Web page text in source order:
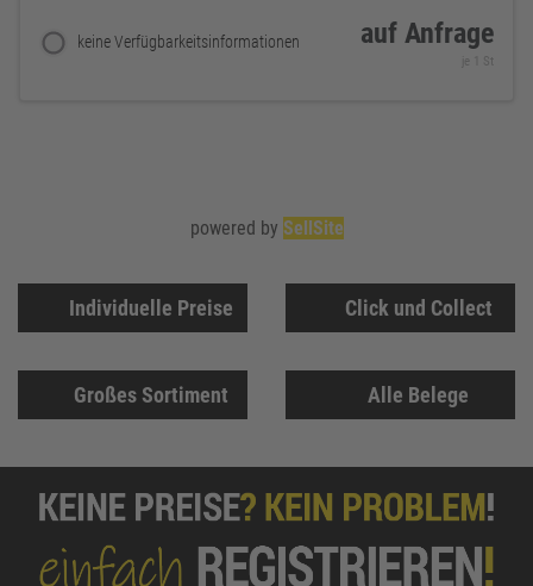
keine Verfügbarkeitsinformationen auf Anfrage
je 1 St
Individuelle Preise Click und Collect
Großes Sortiment Alle Belege
powered by SellSite